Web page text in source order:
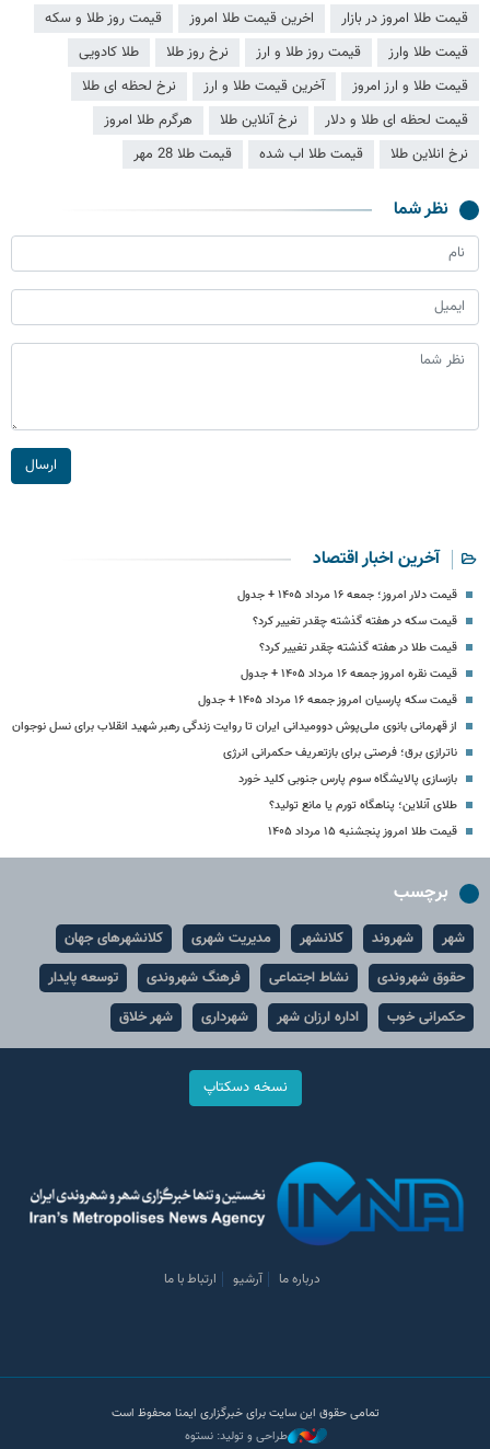
قیمت طلا امروز در بازار
اخرین قیمت طلا امروز
قیمت روز طلا و سکه
قیمت طلا وارز
قیمت روز طلا و ارز نرخ روز طلا
طلا کادویی
قیمت طلا و ارز امروز
آخرین قیمت طلا و ارز
نرخ لحظه ای طلا
قیمت لحظه ای طلا و دلار
نرخ آنلاین طلا
هرگرم طلا امروز
نرخ انلاین طلا
قیمت طلا اب شده قیمت طلا 28 مهر
نظر شما
ارسال
آخرین اخبار اقتصاد
قیمت دلار امروز؛ جمعه ۱۶ مرداد ۱۴۰۵ + جدول
قیمت سکه در هفته گذشته چقدر تغییر کرد؟
قیمت طلا در هفته گذشته چقدر تغییر کرد؟
قیمت نقره امروز جمعه ۱۶ مرداد ۱۴۰۵ + جدول
قیمت سکه پارسیان امروز جمعه ۱۶ مرداد ۱۴۰۵ + جدول
از قهرمانی بانوی ملی‌پوش دوومیدانی ایران تا روایت زندگی رهبر شهید انقلاب برای نسل نوجوان
ناترازی برق؛ فرصتی برای بازتعریف حکمرانی انرژی
بازسازی پالایشگاه سوم پارس جنوبی کلید خورد
طلای آنلاین؛ پناهگاه تورم یا مانع تولید؟
قیمت طلا امروز پنجشنبه ۱۵ مرداد ۱۴۰۵
برچسب
شهر شهروند کلانشهر مدیریت شهری
کلانشهرهای جهان
حقوق شهروندی
نشاط اجتماعی فرهنگ شهروندی
توسعه پایدار
حکمرانی خوب
اداره ارزان شهر شهرداری شهر خلاق
نسخه دسکتاپ
درباره ما آرشیو ارتباط با ما
تمامی حقوق این سایت برای خبرگزاری ایمنا محفوظ است
طراحی و تولید: نستوه